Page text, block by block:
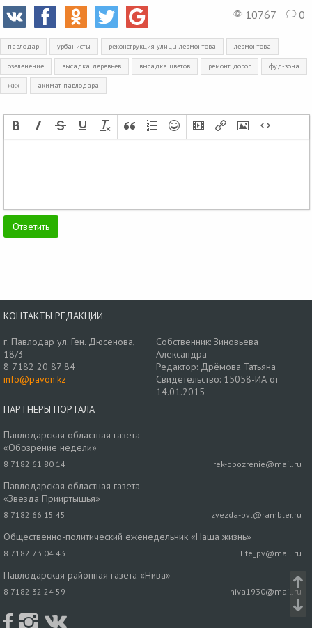
10767
0
павлодар урбанисты реконструкция улицы лермонтова лермонтова
озеленение высадка деревьев высадка цветов ремонт дорог фуд-зона
жкх акимат павлодара
КОНТАКТЫ РЕДАКЦИИ
г. Павлодар ул. Ген. Дюсенова,
18/3
8 7182 20 87 84
info@pavon.kz
Собственник: Зиновьева
Александра
Редактор: Дрёмова Татьяна
Свидетельство: 15058-ИА от
14.01.2015
ПАРТНЕРЫ ПОРТАЛА
Павлодарская областная газета
«Обозрение недели»
8 7182 61 80 14 rek-obozrenie@mail.ru
Павлодарская областная газета
«Звезда Прииртышья»
8 7182 66 15 45 zvezda-pvl@rambler.ru
Общественно-политический еженедельник «Наша жизнь»
8 7182 73 04 43 life_pv@mail.ru
Павлодарская районная газета «Нива»
8 7182 32 24 59 niva1930@mail.ru